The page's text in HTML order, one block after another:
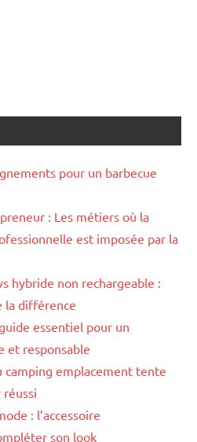
pour un barbecue
: Les métiers où la
est imposée par la
hybride non rechargeable :
la différence
essentiel pour un
et responsable
camping emplacement tente
: l’accessoire
son look